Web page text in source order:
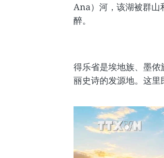
Ana）河，该湖被群山
醉。
得乐省是埃地族、墨
丽史诗的发源地。这里